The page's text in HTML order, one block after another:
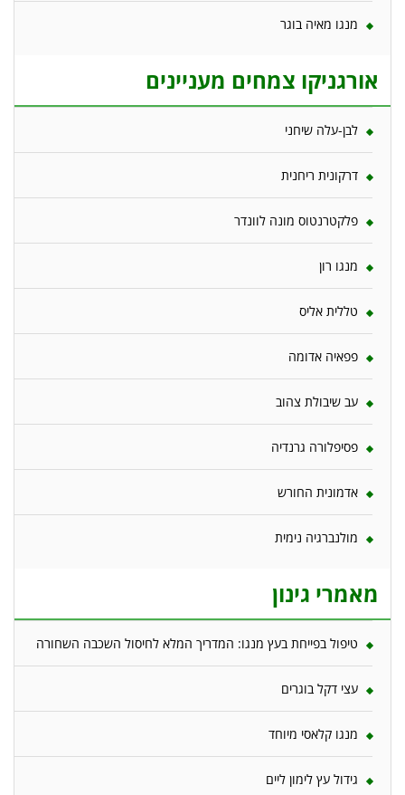
מנגו מאיה בוגר
אורגניקו צמחים מעניינים
לבן-עלה שיחני
דרקונית ריחנית
פלקטרנטוס מונה לוונדר
מנגו רון
טללית אליס
פפאיה אדומה
עב שיבולת צהוב
פסיפלורה גרנדיה
אדמונית החורש
מולנברגיה נימית
מאמרי גינון
טיפול בפייחת בעץ מנגו: המדריך המלא לחיסול השכבה השחורה
עצי דקל בוגרים
מנגו קלאסי מיוחד
גידול עץ לימון ליים